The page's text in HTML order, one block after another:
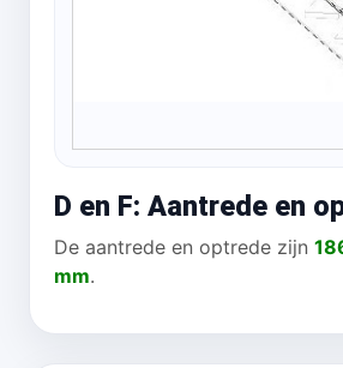
D en F: Aantrede en
De aantrede en optrede zijn
mm.